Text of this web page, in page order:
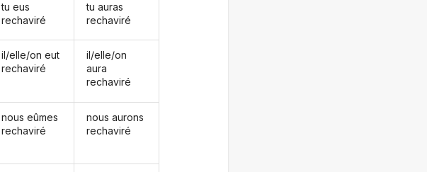
tu eus
rechaviré
il/elle/on eut
rechaviré
nous eûmes
rechaviré
tu auras
rechaviré
il/elle/on
aura
rechaviré
nous aurons
rechaviré